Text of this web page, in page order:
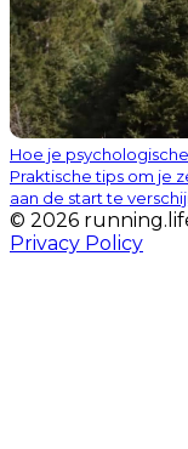
Hoe je
Praktische tips om je
aan de start te
© 2026
Privacy Policy